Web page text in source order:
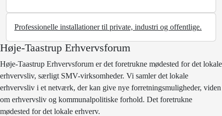
Professionelle installationer til private, industri og offentlige.
Høje-Taastrup Erhvervsforum
Høje-Taastrup Erhvervsforum er det foretrukne mødested for det lokale
erhvervsliv, særligt SMV-virksomheder. Vi samler det lokale
erhvervsliv i et netværk, der kan give nye forretningsmuligheder, viden
om erhvervsliv og kommunalpolitiske forhold. Det foretrukne
mødested for det lokale erhverv.